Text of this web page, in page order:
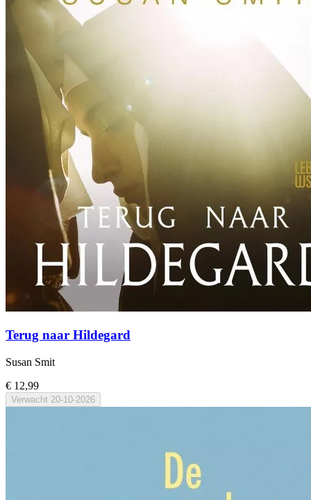
Terug naar Hildegard
Susan Smit
€ 12,99
Verwacht 20-10-2026